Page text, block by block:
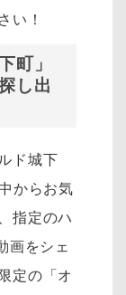
い！
町」
し出
ド城下
からお気
指定のハ
画をシェ
定の「オ